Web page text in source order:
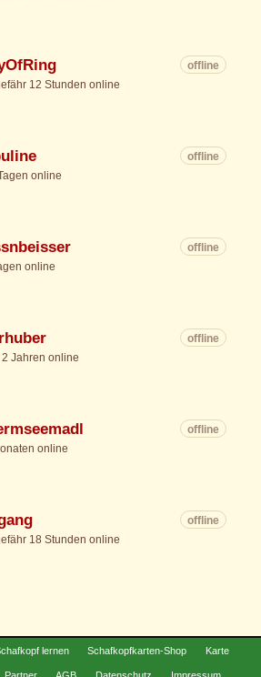
offline
12 Stunden online
offline
online
offline
online
offline
2 Jahren online
offline
online
offline
18 Stunden online
lernen Schafkopfkarten-Shop Karte